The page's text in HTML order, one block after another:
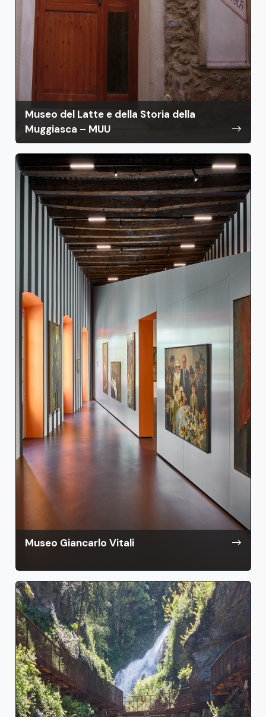
Museo del Latte e della Storia della
Muggiasca – MUU
Museo Giancarlo Vitali